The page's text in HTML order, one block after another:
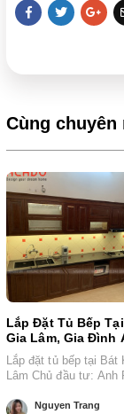
Cùng chuyên
Lắp Đặt Tủ Bếp
Gia Lâm, Gia Đình
Lắp đặt tủ bếp tại Bát
Lâm Chủ đầu tư: Anh
Nguyen Trang